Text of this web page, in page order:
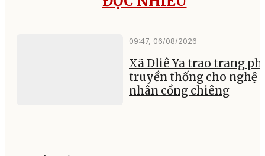
09:47, 06/08/2026
Xã Dliê Ya trao trang
truyền thống cho nghệ
nhân cồng chiêng